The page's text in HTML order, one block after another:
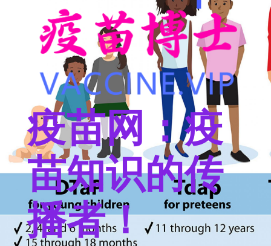
疫苗网：疫
苗知识的传
播者！